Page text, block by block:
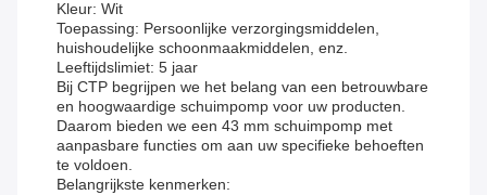
Kleur: Wit
Toepassing: Persoonlijke verzorgingsmiddelen,
huishoudelijke schoonmaakmiddelen, enz.
Leeftijdslimiet: 5 jaar
Bij CTP begrijpen we het belang van een betrouwbare
en hoogwaardige schuimpomp voor uw producten.
Daarom bieden we een 43 mm schuimpomp met
aanpasbare functies om aan uw specifieke behoeften
te voldoen.
Belangrijkste kenmerken: